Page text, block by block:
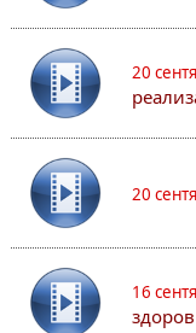
20
20
16